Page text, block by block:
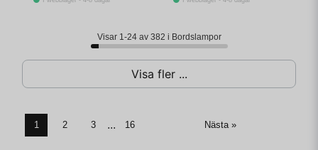
Visar 1-24 av 382 i Bordslampor
Visa fler ...
1 2 3 ... 16 Nästa »